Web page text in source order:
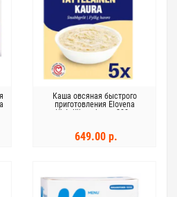
Каша овсяная быстрого
приготовления Elovena
täyteläinen kaura 200 г
649.00 р.